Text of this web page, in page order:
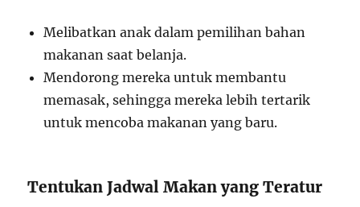
Melibatkan anak dalam pemilihan bahan
makanan saat belanja.
Mendorong mereka untuk membantu
memasak, sehingga mereka lebih tertarik
untuk mencoba makanan yang baru.
Tentukan Jadwal Makan yang Teratur